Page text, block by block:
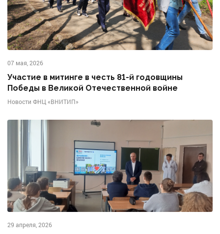
07 мая, 2026
Участие в митинге в честь 81-й годовщины
Победы в Великой Отечественной войне
Новости ФНЦ «ВНИТИП»
29 апреля, 2026